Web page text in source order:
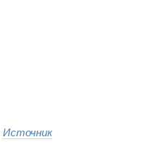
Источник